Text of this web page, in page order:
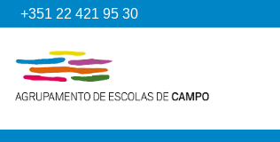
+351 22 421 95 30